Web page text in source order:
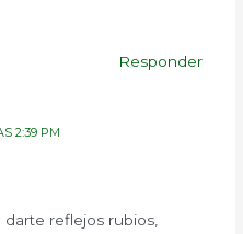
Responder
2:39 PM
darte reflejos rubios,